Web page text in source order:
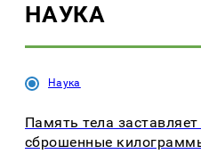
НАУКА
Наука
Память тела
сброшенные